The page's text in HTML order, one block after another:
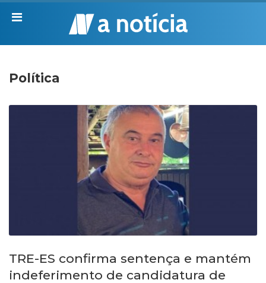
Política
TRE-ES confirma sentença e mantém
indeferimento de candidatura de